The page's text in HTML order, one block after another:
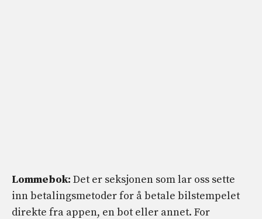
Lommebok: Det er seksjonen som lar oss sette
inn betalingsmetoder for å betale bilstempelet
direkte fra appen, en bot eller annet. For